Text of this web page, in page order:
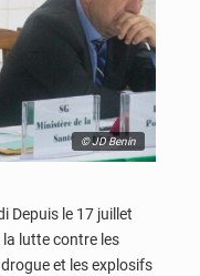
© JD Benin
Depuis le 17 juillet
lutte contre les
et les explosifs